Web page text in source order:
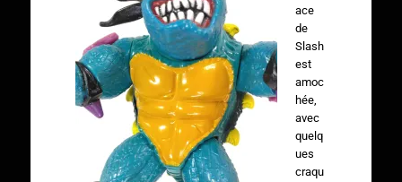
ace
de
Slash
est
amoc
hée,
avec
quelq
ues
craqu